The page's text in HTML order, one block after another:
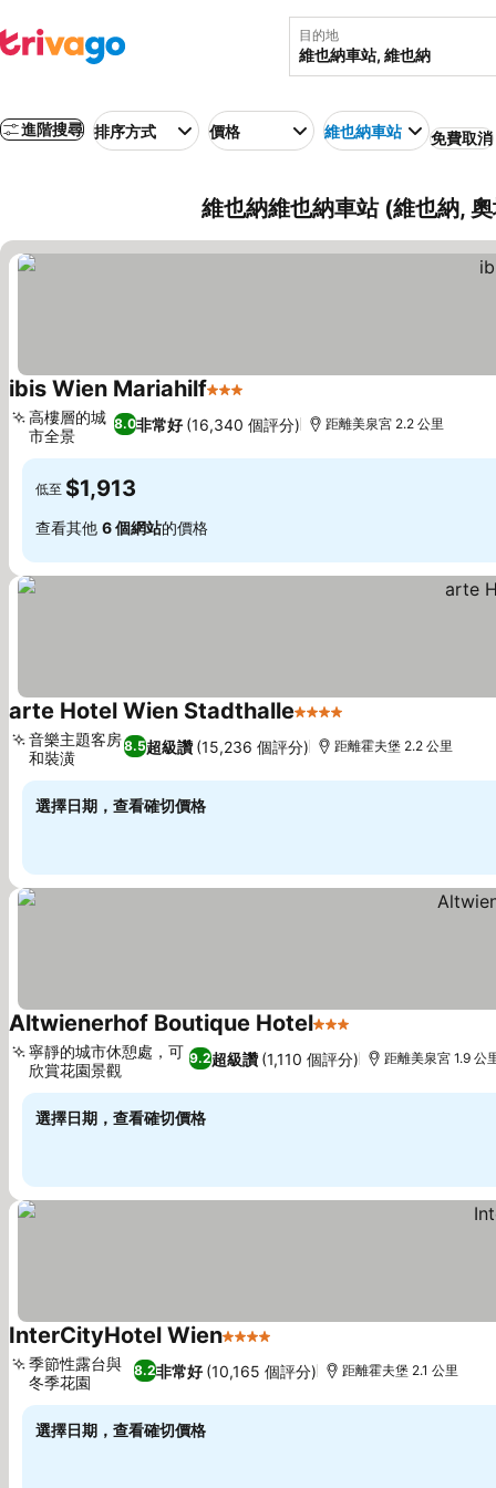
目的地
進階搜尋 排序方式 價格 維也納車站 免費取消
維也納維也納車站 (維也納,
ibis Wien Mariahilf3 星級
8.0非常好 (16,340 個評分)
高樓層的城
市全景
距離美泉宮 2.2 公里
低至 $1,913
查看其他 6 個網站的價格
arte Hotel Wien Stadthalle4 星級
8.5超級讚 (15,236 個評分)
音樂主題客房
和裝潢
距離霍夫堡 2.2 公里
選擇日期，查看確切價格
Altwienerhof Boutique Hotel3 星級
9.2超級讚 (1,110 個評分)
寧靜的城市休憩處，可
欣賞花園景觀
距離美泉宮 1.9 公
選擇日期，查看確切價格
InterCityHotel Wien4 星級
8.2非常好 (10,165 個評分)
季節性露台與
冬季花園
距離霍夫堡 2.1 公里
選擇日期，查看確切價格